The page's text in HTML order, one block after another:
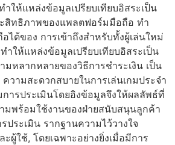
ำให้แหล่งข้อมูลเปรียบเทียบอิสระเป็น
ะสิทธิภาพของแพลตฟอร์มมือถือ ทำ
ได้ของ การเข้าถึงสำหรับทั้งผู้เล่นใหม่
ให้แหล่งข้อมูลเปรียบเทียบอิสระเป็น
มหลากหลายของวิธีการชำระเงิน เป็น
วามสะดวกสบายในการเล่นเกมประจำ
ารประเมินโดยอิงข้อมูลจึงให้ผลลัพธ์ที่
มพร้อมใช้งานของฝ่ายสนับสนุนลูกค้า
ประเมิน รากฐานความไว้วางใจ
ผู้ใช้, โดยเฉพาะอย่างยิ่งเมื่อมีการ